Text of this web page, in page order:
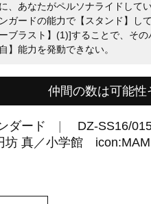
、あなたがペルソナライドして
ガードの能力で【スタンド】し
ブラスト】(1)]することで、そ
】能力を発動できない。
仲間の数は可能性
ダード DZ-SS16/
坊 真／小学館